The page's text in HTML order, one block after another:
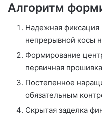
Алгоритм
Надежная фиксация
непрерывной косы
Формирование
первичная
Постепенное
обязательным
Скрытая заделка